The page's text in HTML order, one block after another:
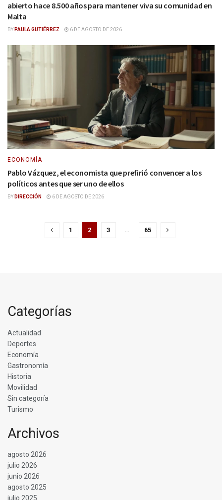
abierto hace 8.500 años para mantener viva su comunidad en
Malta
BY PAULA GUTIÉRREZ 6 DE AGOSTO DE 2026
ECONOMÍA
Pablo Vázquez, el economista que prefirió convencer a los
políticos antes que ser uno de ellos
BY DIRECCIÓN 6 DE AGOSTO DE 2026
1 2 3 … 65
Categorías
Actualidad
Deportes
Economía
Gastronomía
Historia
Movilidad
Sin categoría
Turismo
Archivos
agosto 2026
julio 2026
junio 2026
agosto 2025
julio 2025